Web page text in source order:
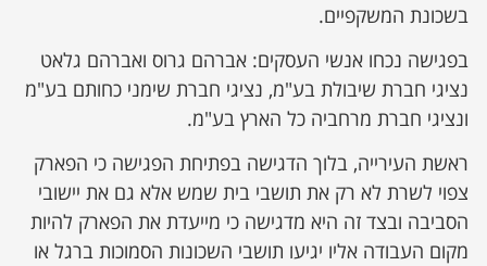
בשכונת המשקפיים.
בפגישה נכחו אנשי העסקים: אברהם גרוס ואברהם גלאט
נציגי חברת שיבולת בע"מ, נציגי חברת שימני כחותם בע"מ
ונציגי חברת מרחביה כל הארץ בע"מ.
ראשת העירייה, בלוך הדגישה בפתיחת הפגישה כי הפארק
צפוי לשרת לא רק את תושבי בית שמש אלא גם את יישובי
הסביבה ובצד זה היא מדגישה כי מייעדת את הפארק להיות
מקום העבודה אליו יגיעו תושבי השכונות הסמוכות ברגל או